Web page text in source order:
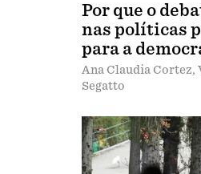
Por que o
nas políticas
para a
Ana Claudia
Segatto